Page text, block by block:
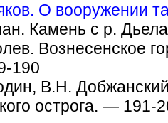
О вооружении
Камень с р.
Вознесенское
190
В.Н.
острога. — 191-